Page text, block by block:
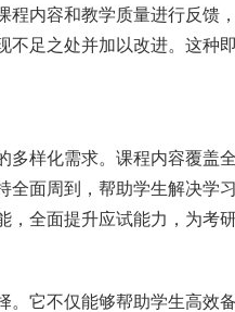
程内容和教学质量进行反馈
不足之处并加以改进。这种
多样化需求。课程内容覆盖
全面周到，帮助学生解决学
，全面提升应试能力，为考
。它不仅能够帮助学生高效